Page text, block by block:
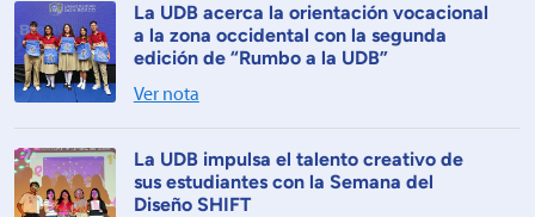
La UDB acerca la orientación vocacional
a la zona occidental con la segunda
edición de “Rumbo a la UDB”
Ver nota
La UDB impulsa el talento creativo de
sus estudiantes con la Semana del
Diseño SHIFT